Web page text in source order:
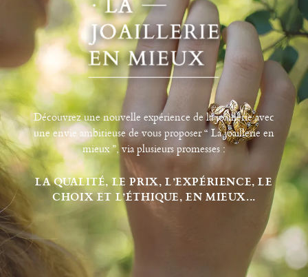
Découvrez une nouvelle expérience de la joaillerie avec
une envie ambitieuse de vous proposer “ La joaillerie en
mieux ”, via plusieurs promesses :
LA QUALITÉ, LE PRIX, L’EXPÉRIENCE, LE
CHOIX ET L’ÉTHIQUE, EN MIEUX...